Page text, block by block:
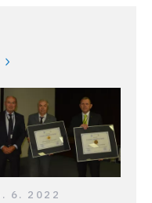
6. 2022